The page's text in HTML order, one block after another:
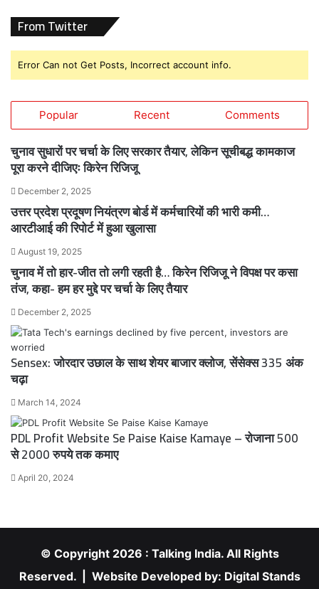
From Twitter
Error Can not Get Posts, Incorrect account info.
Popular Recent Comments
चुनाव सुधारों पर चर्चा के लिए सरकार तैयार, लेकिन सूचीबद्ध कामकाज
पूरा करने दीजिएः किरेन रिजिजू
December 2, 2025
उत्तर प्रदेश प्रदूषण नियंत्रण बोर्ड में कर्मचारियों की भारी कमी…
आरटीआई की रिपोर्ट में हुआ खुलासा
August 19, 2025
चुनाव में तो हार-जीत तो लगी रहती है… किरेन रिजिजू ने विपक्ष पर कसा
तंज, कहा- हम हर मुद्दे पर चर्चा के लिए तैयार
December 2, 2025
Sensex: जोरदार उछाल के साथ शेयर बाजार क्लोज, सेंसेक्स 335 अंक
चढ़ा
March 14, 2024
PDL Profit Website Se Paise Kaise Kamaye – रोजाना 500
से 2000 रुपये तक कमाए
April 20, 2024
© Copyright 2026 : Talking India. All Rights
Reserved. | Website Developed by: Digital Stands